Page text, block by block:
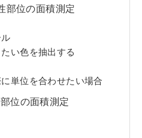
位の面積測定
い色を抽出する
単位を合わせたい場合
位の面積測定